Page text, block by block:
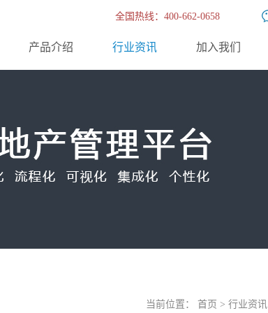
全国热线：400-662-0658
产品介绍 行业资讯 加入我们
当前位置：首页 >行业资讯